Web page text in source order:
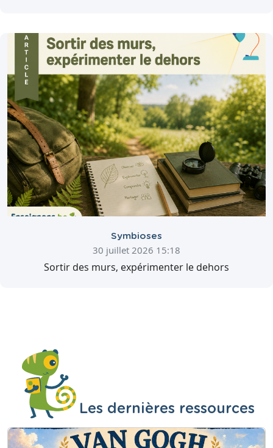
Symbioses
30 juillet 2026 15:18
Sortir des murs, expérimenter le dehors
Les dernières ressources